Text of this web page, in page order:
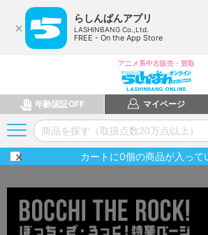
らしんばんアプリ
LASHINBANG Co.,Ltd.
FREE - On the App Store
アニメ系中古販売・買取
年齢認証OFF マイページ
カートに0個の商品が入って